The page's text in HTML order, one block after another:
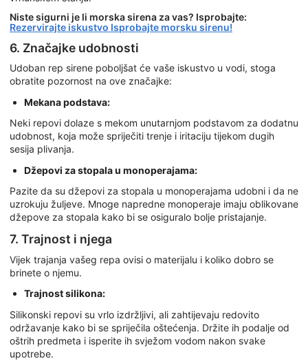
Niste sigurni je li morska sirena za vas? Isprobajte:
Rezervirajte iskustvo Isprobajte morsku sirenu!
6. Značajke udobnosti
Udoban rep sirene poboljšat će vaše iskustvo u vodi, stoga
obratite pozornost na ove značajke:
Mekana podstava:
Neki repovi dolaze s mekom unutarnjom podstavom za dodatnu
udobnost, koja može spriječiti trenje i iritaciju tijekom dugih
sesija plivanja.
Džepovi za stopala u monoperajama:
Pazite da su džepovi za stopala u monoperajama udobni i da ne
uzrokuju žuljeve. Mnoge napredne monoperaje imaju oblikovane
džepove za stopala kako bi se osiguralo bolje pristajanje.
7. Trajnost i njega
Vijek trajanja vašeg repa ovisi o materijalu i koliko dobro se
brinete o njemu.
Trajnost silikona:
Silikonski repovi su vrlo izdržljivi, ali zahtijevaju redovito
održavanje kako bi se spriječila oštećenja. Držite ih podalje od
oštrih predmeta i isperite ih svježom vodom nakon svake
upotrebe.